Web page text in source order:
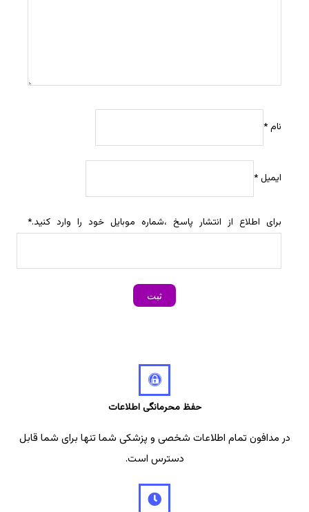
نام*
ایمیل*
برای اطلاع از انتشار پاسخ ،شماره موبایل خود را وارد کنید.*
حفظ محرمانگی اطلاعات
در مدافون تمام اطلاعات شخصی و پزشکی شما تنها برای شما قابل
دسترس است.